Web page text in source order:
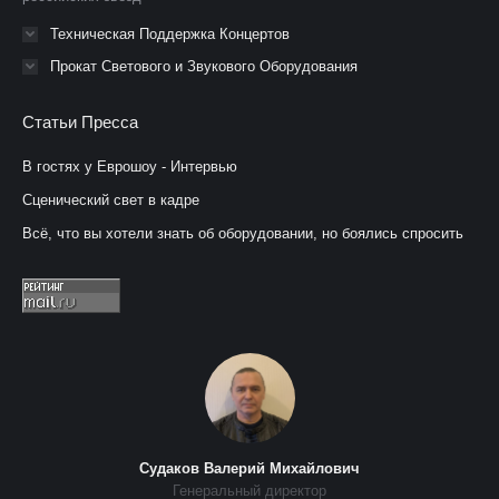
Техническая Поддержка Концертов
Прокат Светового и Звукового Оборудования
Статьи Пресса
В гостях у Еврошоу - Интервью
Сценический свет в кадре
Всё, что вы хотели знать об оборудовании, но боялись спросить
Судаков Валерий Михайлович
Генеральный директор